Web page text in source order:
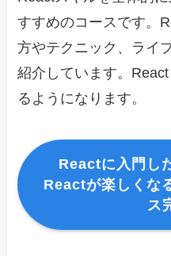
すすめのコースです。
方やテクニック、ライ
紹介しています。
るようになります。
Reactに入門し
Reactが楽しくな
ス